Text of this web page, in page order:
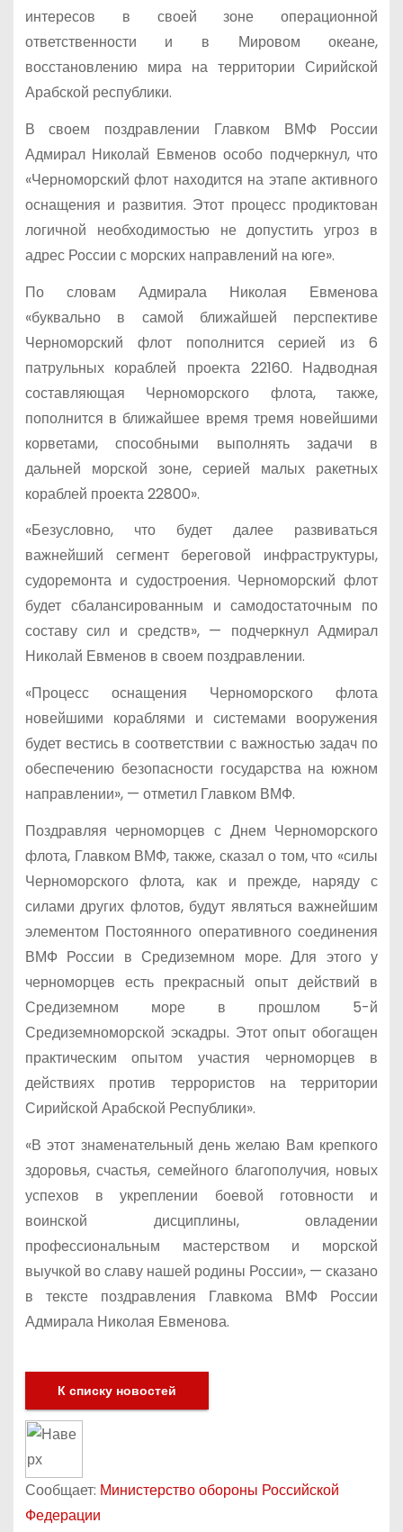
интересов в своей зоне операционной
ответственности и в Мировом океане,
восстановлению мира на территории Сирийской
Арабской республики.
В своем поздравлении Главком ВМФ России
Адмирал Николай Евменов особо подчеркнул, что
«Черноморский флот находится на этапе активного
оснащения и развития. Этот процесс продиктован
логичной необходимостью не допустить угроз в
адрес России с морских направлений на юге».
По словам Адмирала Николая Евменова
«буквально в самой ближайшей перспективе
Черноморский флот пополнится серией из 6
патрульных кораблей проекта 22160. Надводная
составляющая Черноморского флота, также,
пополнится в ближайшее время тремя новейшими
корветами, способными выполнять задачи в
дальней морской зоне, серией малых ракетных
кораблей проекта 22800».
«Безусловно, что будет далее развиваться
важнейший сегмент береговой инфраструктуры,
судоремонта и судостроения. Черноморский флот
будет сбалансированным и самодостаточным по
составу сил и средств», — подчеркнул Адмирал
Николай Евменов в своем поздравлении.
«Процесс оснащения Черноморского флота
новейшими кораблями и системами вооружения
будет вестись в соответствии с важностью задач по
обеспечению безопасности государства на южном
направлении», — отметил Главком ВМФ.
Поздравляя черноморцев с Днем Черноморского
флота, Главком ВМФ, также, сказал о том, что «силы
Черноморского флота, как и прежде, наряду с
силами других флотов, будут являться важнейшим
элементом Постоянного оперативного соединения
ВМФ России в Средиземном море. Для этого у
черноморцев есть прекрасный опыт действий в
Средиземном море в прошлом 5-й
Средиземноморской эскадры. Этот опыт обогащен
практическим опытом участия черноморцев в
действиях против террористов на территории
Сирийской Арабской Республики».
«В этот знаменательный день желаю Вам крепкого
здоровья, счастья, семейного благополучия, новых
успехов в укреплении боевой готовности и
воинской дисциплины, овладении
профессиональным мастерством и морской
выучкой во славу нашей родины России», — сказано
в тексте поздравления Главкома ВМФ России
Адмирала Николая Евменова.
К списку новостей
Сообщает: Министерство обороны Российской
Федерации